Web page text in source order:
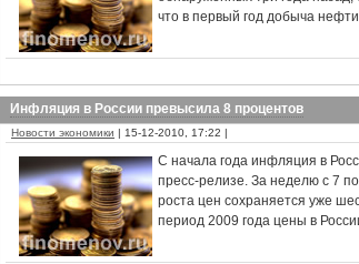
что в первый год добыча
Инфляция в России превысила 8 процентов
Новости экономики | 15-12-2010, 17:22 |
С начала года инфляция в
пресс-релизе. За неделю с 7
роста цен сохраняется уже
период 2009 года цены в